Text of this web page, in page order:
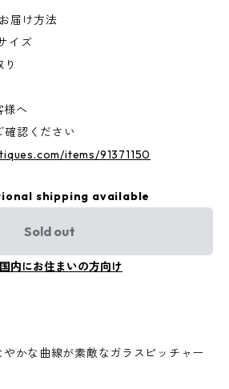
届け方法
イズ
様へ
確認ください
items/91371150
shipping available
Sold out
内にお住まいの方向け
かな曲線が素敵なガラスピッチャー